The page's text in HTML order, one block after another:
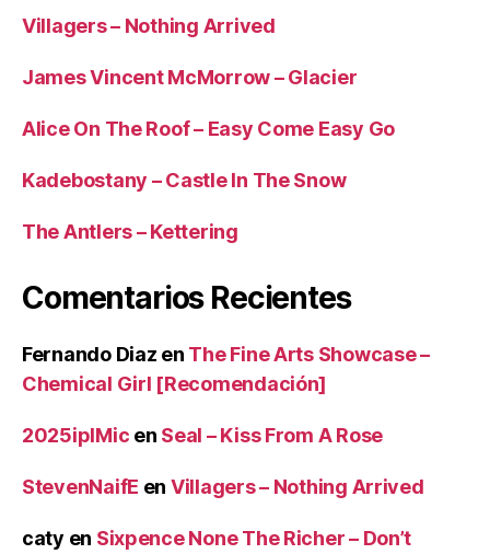
Villagers – Nothing Arrived
James Vincent McMorrow – Glacier
Alice On The Roof – Easy Come Easy Go
Kadebostany – Castle In The Snow
The Antlers – Kettering
Comentarios Recientes
Fernando Diaz en The Fine Arts Showcase –
Chemical Girl [Recomendación]
2025iplMic en Seal – Kiss From A Rose
StevenNaifE en Villagers – Nothing Arrived
caty en Sixpence None The Richer – Don’t